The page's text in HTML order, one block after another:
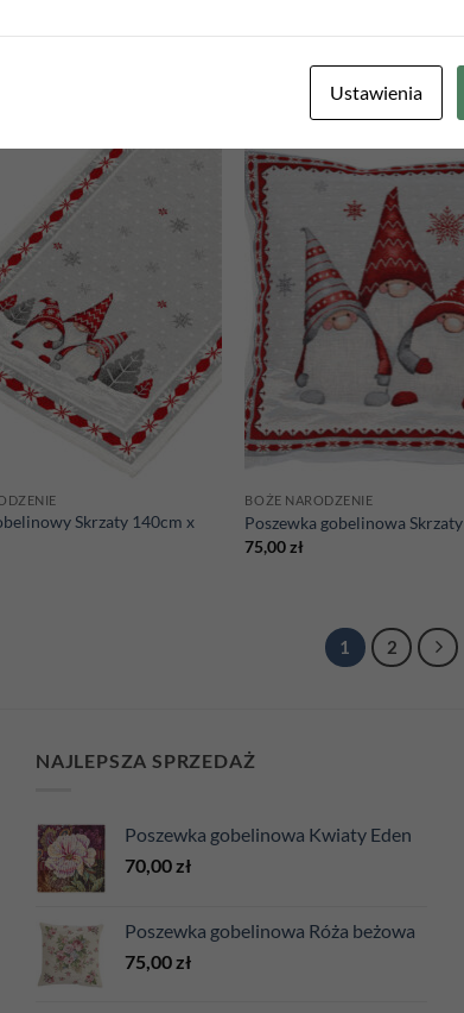
zł
wishlist
Skrzaty 140cm x
BOŻE NARODZENIE
Poszewka gobelinowa Skrzaty
75,00zł
1 2
NAJLEPSZA SPRZEDAŻ
Poszewka gobelinowa Kwiaty Eden
70,00 zł
Poszewka gobelinowa Róża beżowa
75,00 zł
Ustawienia